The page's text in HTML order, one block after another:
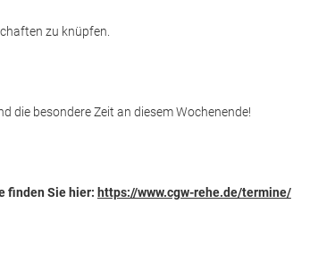
zu knüpfen.
die besondere Zeit an diesem Wochenende!
finden Sie hier: https://www.cgw-rehe.de/termine/